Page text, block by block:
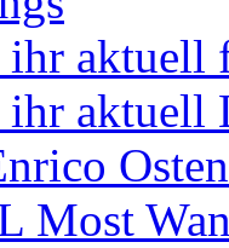
aktuell
aktuell
Most